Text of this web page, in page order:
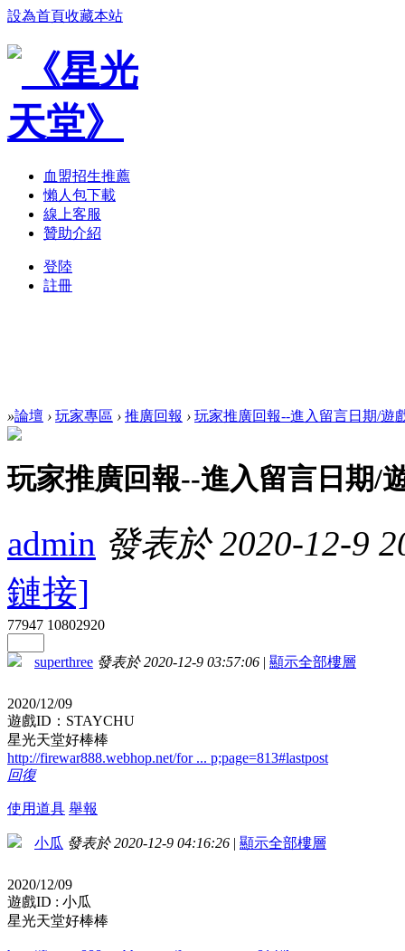
設為首頁收藏本站
血盟招生推薦
懶人包下載
線上客服
贊助介紹
登陸
註冊
»論壇 › 玩家專區 › 推廣回報 › 玩家推廣回報--進入留言日期/遊
玩家推廣回報--進入留言日期/
admin 發表於 2020-12-9
鏈接]
77947 10802920
superthree 發表於 2020-12-9 03:57:06 | 顯示全部樓層
2020/12/09
遊戲ID：STAYCHU
星光天堂好棒棒
http://firewar888.webhop.net/for ... p;page=813#lastpost
回復
使用道具 舉報
小瓜 發表於 2020-12-9 04:16:26 | 顯示全部樓層
2020/12/09
遊戲ID : 小瓜
星光天堂好棒棒